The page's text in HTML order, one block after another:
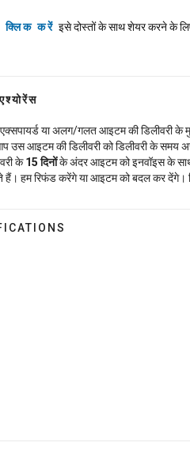
क्लिक करें इसे दोस्तों के साथ शेयर करने के
एक्सपायर्ड या अलग/गलत आइटम की डिलीवरी के
उस आइटम की डिलीवरी को डिलीवरी के समय
के 15 दिनोंके अंदर आइटम को इनवॉइस के
हैं। हम रिफंड करेंगे या आइटम को बदल कर देंगे।